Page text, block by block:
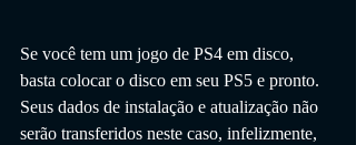
Se você tem um jogo de PS4 em disco,
basta colocar o disco em seu PS5 e pronto.
Seus dados de instalação e atualização não
serão transferidos neste caso, infelizmente,